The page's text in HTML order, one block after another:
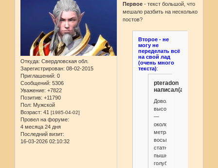
Откуда: Свердловская обл.
Зарегистрирован: 08-02-2015
Приглашений: 0
Сообщений: 5306
Уважение: +7822
Позитив: +11790
Пол: Мужской
Возраст: 41 [1985-04-02]
Провел на форуме:
4 месяца 24 дня
Последний визит:
16-03-2026 02:10:32
Первое - текст большой, что
мешало разбить на несколько
постов?
Второе - не
могу не
переделать всё
на свой лад
(очень много
текста):
pteradon
написал(а):
Довольно
высокая
—
около
метра
восьмидесяти,
статная
пышногрудая
голубоглазая